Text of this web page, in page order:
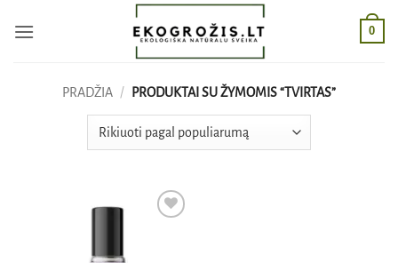
0
PRADŽIA / PRODUKTAI SU ŽYMOMIS “TVIRTAS”